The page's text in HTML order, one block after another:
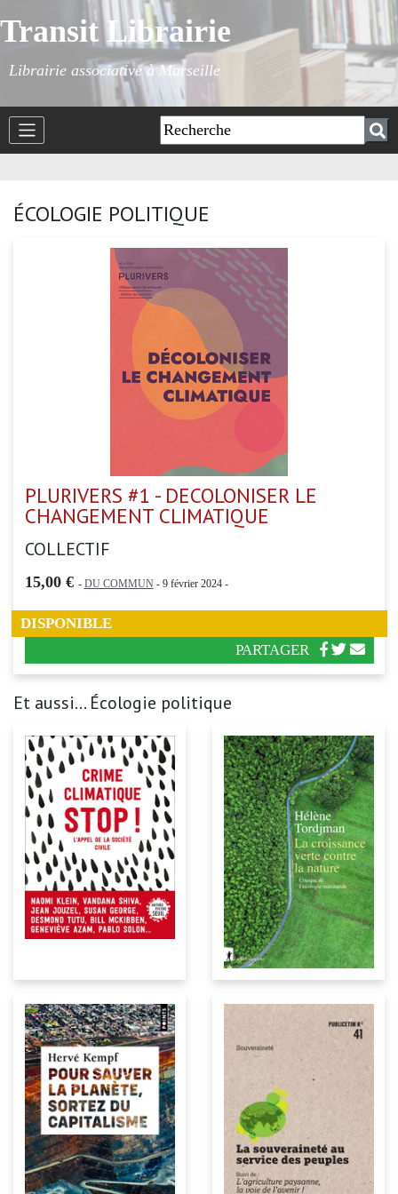
Transit Librairie
Librairie associative à Marseille
ÉCOLOGIE POLITIQUE
PLURIVERS #1 - DECOLONISER LE
CHANGEMENT CLIMATIQUE
COLLECTIF
15,00 € - DU COMMUN- 9 février 2024 -
DISPONIBLE
PARTAGER
Et aussi... Écologie politique